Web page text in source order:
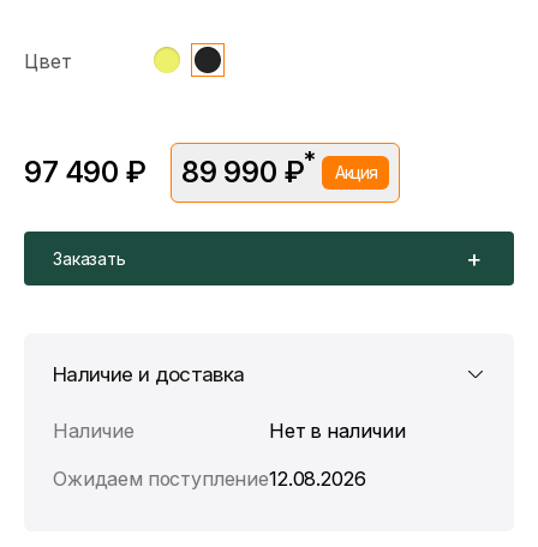
Цвет
97 490 ₽ 89 990 ₽* Акция
Цена без скидки —97 490 ₽. Подробности уточняйте у
консультантов.
Заказать
Наличие и доставка
Наличие
Нет в наличии
Ожидаем поступление12.08.2026